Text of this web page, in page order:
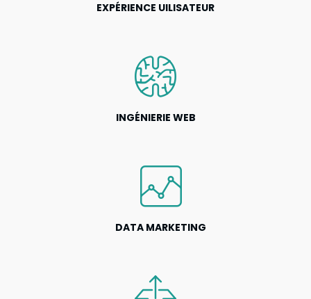
EXPÉRIENCE UILISATEUR
INGÉNIERIE WEB
DATA MARKETING